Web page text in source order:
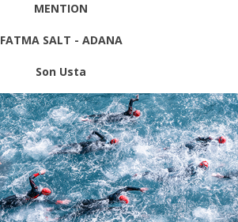
MENTION
FATMA SALT - ADANA
Son Usta